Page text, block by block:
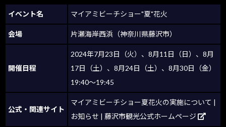
イベント名 マイアミビーチショー"夏"花火
会場 片瀬海岸西浜（神奈川県藤沢市）
開催日程
2024年7月23日（火）、8月11日（日）、8月
17日（土）、8月24日（土）、8月30日（金）
19:40～19:45
公式・関連サイト
マイアミビーチショー夏花火の実施について |
お知らせ | 藤沢市観光公式ホームページ